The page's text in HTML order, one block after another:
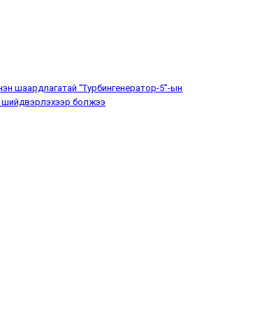
шаардлагатай “Турбингенератор-5”-ын
шийдвэрлэхээр болжээ